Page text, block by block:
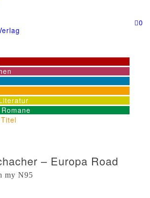
0
– Europa Road
my N95